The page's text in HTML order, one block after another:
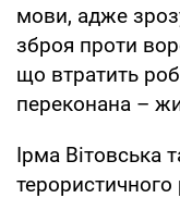
мови, адже
зброя проти
що втратить
переконана –
Ірма Вітовська
терористичного